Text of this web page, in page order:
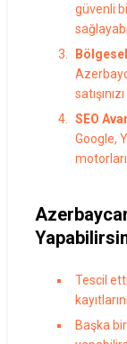
güvenli
SEO
Google,
Tescil
Başka